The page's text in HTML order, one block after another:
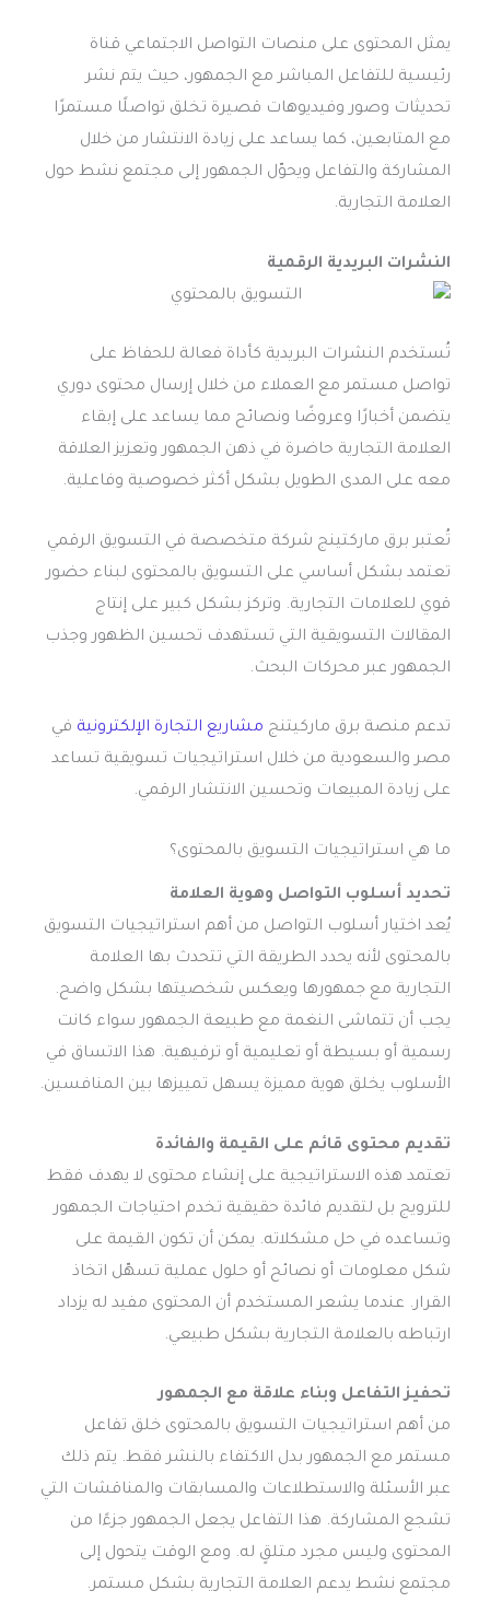
يمثل المحتوى على منصات التواصل الاجتماعي قناة
رئيسية للتفاعل المباشر مع الجمهور، حيث يتم نشر
تحديثات وصور وفيديوهات قصيرة تخلق تواصلًا مستمرًا
مع المتابعين، كما يساعد على زيادة الانتشار من خلال
المشاركة والتفاعل ويحوّل الجمهور إلى مجتمع نشط حول
العلامة التجارية.
النشرات البريدية الرقمية
تُستخدم النشرات البريدية كأداة فعالة للحفاظ على
تواصل مستمر مع العملاء من خلال إرسال محتوى دوري
يتضمن أخبارًا وعروضًا ونصائح مما يساعد على إبقاء
العلامة التجارية حاضرة في ذهن الجمهور وتعزيز العلاقة
معه على المدى الطويل بشكل أكثر خصوصية وفاعلية.
تُعتبر برق ماركتينج شركة متخصصة في التسويق الرقمي
تعتمد بشكل أساسي على التسويق بالمحتوى لبناء حضور
قوي للعلامات التجارية. وتركز بشكل كبير على إنتاج
المقالات التسويقية التي تستهدف تحسين الظهور وجذب
الجمهور عبر محركات البحث.
تدعم منصة برق ماركيتنج مشاريع التجارة الإلكترونية في
مصر والسعودية من خلال استراتيجيات تسويقية تساعد
على زيادة المبيعات وتحسين الانتشار الرقمي.
ما هي استراتيجيات التسويق بالمحتوى؟
تحديد أسلوب التواصل وهوية العلامة
يُعد اختيار أسلوب التواصل من أهم استراتيجيات التسويق
بالمحتوى لأنه يحدد الطريقة التي تتحدث بها العلامة
التجارية مع جمهورها ويعكس شخصيتها بشكل واضح.
يجب أن تتماشى النغمة مع طبيعة الجمهور سواء كانت
رسمية أو بسيطة أو تعليمية أو ترفيهية. هذا الاتساق في
الأسلوب يخلق هوية مميزة يسهل تمييزها بين المنافسين.
تقديم محتوى قائم على القيمة والفائدة
تعتمد هذه الاستراتيجية على إنشاء محتوى لا يهدف فقط
للترويج بل لتقديم فائدة حقيقية تخدم احتياجات الجمهور
وتساعده في حل مشكلاته. يمكن أن تكون القيمة على
شكل معلومات أو نصائح أو حلول عملية تسهّل اتخاذ
القرار. عندما يشعر المستخدم أن المحتوى مفيد له يزداد
ارتباطه بالعلامة التجارية بشكل طبيعي.
تحفيز التفاعل وبناء علاقة مع الجمهور
من أهم استراتيجيات التسويق بالمحتوى خلق تفاعل
مستمر مع الجمهور بدل الاكتفاء بالنشر فقط. يتم ذلك
عبر الأسئلة والاستطلاعات والمسابقات والمناقشات التي
تشجع المشاركة. هذا التفاعل يجعل الجمهور جزءًا من
المحتوى وليس مجرد متلقٍ له. ومع الوقت يتحول إلى
مجتمع نشط يدعم العلامة التجارية بشكل مستمر.